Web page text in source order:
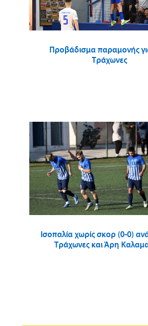
Προβάδισμα παραμονής
Τράχωνες
Ισοπαλία χωρίς σκορ (0-0)
Τράχωνες και Άρη